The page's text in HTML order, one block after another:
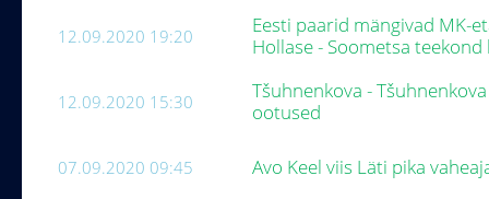
12.09.2020 19:20
Eesti paarid mängivad MK-
Hollase - Soometsa
12.09.2020 15:30
Tšuhnenkova -
ootused
07.09.2020 09:45 Avo Keel viis Läti pika